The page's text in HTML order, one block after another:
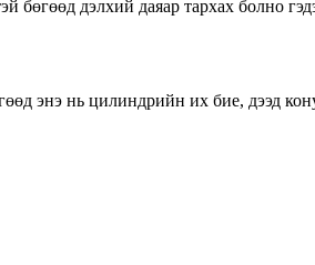
дэлхий даяар тархах болно
энэ нь цилиндрийн их бие, дээд